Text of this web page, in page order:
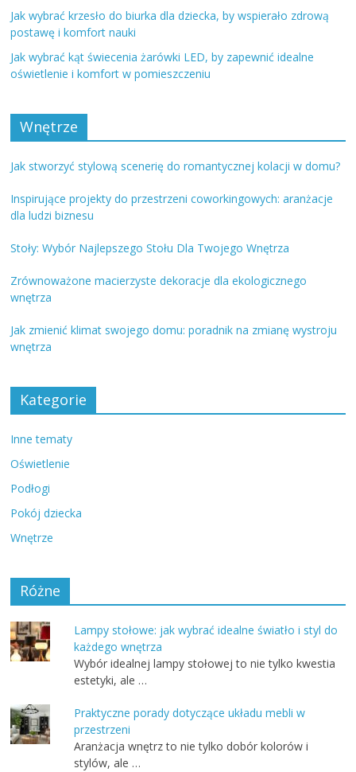
Jak wybrać krzesło do biurka dla dziecka, by wspierało zdrową
postawę i komfort nauki
Jak wybrać kąt świecenia żarówki LED, by zapewnić idealne
oświetlenie i komfort w pomieszczeniu
Wnętrze
Jak stworzyć stylową scenerię do romantycznej kolacji w domu?
Inspirujące projekty do przestrzeni coworkingowych: aranżacje
dla ludzi biznesu
Stoły: Wybór Najlepszego Stołu Dla Twojego Wnętrza
Zrównoważone macierzyste dekoracje dla ekologicznego
wnętrza
Jak zmienić klimat swojego domu: poradnik na zmianę wystroju
wnętrza
Kategorie
Inne tematy
Oświetlenie
Podłogi
Pokój dziecka
Wnętrze
Różne
Lampy stołowe: jak wybrać idealne światło i styl do
każdego wnętrza
Wybór idealnej lampy stołowej to nie tylko kwestia
estetyki, ale …
Praktyczne porady dotyczące układu mebli w
przestrzeni
Aranżacja wnętrz to nie tylko dobór kolorów i
stylów, ale …